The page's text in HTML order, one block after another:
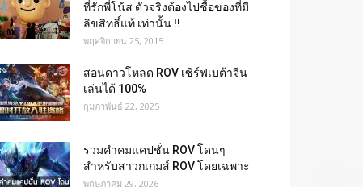
ที่รักพี่โน้ส ตัวจริงต้องไปชื้อของที่มี
ลิขสิทธิ์แท้ เท่านั้น !!
พฤศจิกายน 25, 2015
สอนดาวโหลด ROV เซิร์ฟเบต้าจีน
เล่นได้ 100%
กุมภาพันธ์ 22, 2025
รวมคำคมแคปชั่น ROV โดนๆ
สำหรับสาวกเกมส์ ROV โดยเฉพาะ
พฤษภาคม 29, 2026